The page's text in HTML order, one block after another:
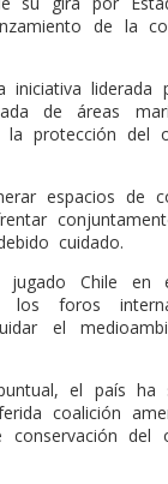
de la
iniciativa liderada
de áreas
la protección del
espacios de
cuidado.
Chile en
los foros
el
el país
coalición
conservación del